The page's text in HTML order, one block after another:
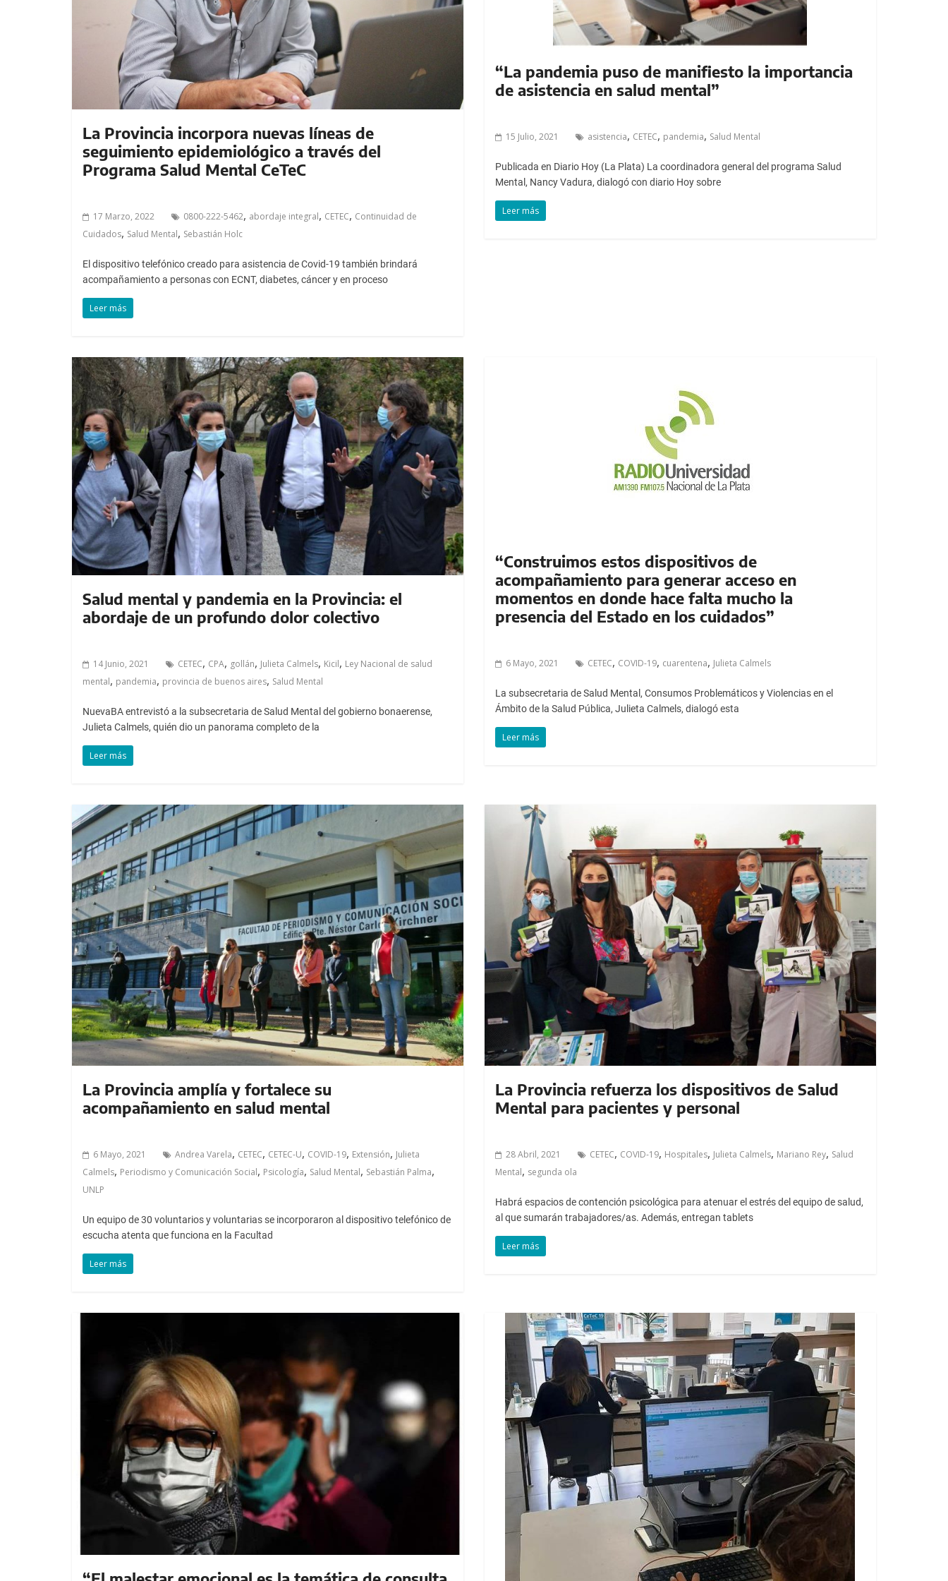
La Provincia incorpora nuevas líneas de
seguimiento epidemiológico a través del
Programa Salud Mental CeTeC
17 Marzo, 2022 0800-222-5462, abordaje integral, CETEC, Continuidad de
Cuidados, Salud Mental, Sebastián Holc
El dispositivo telefónico creado para asistencia de Covid-19 también brindará
acompañamiento a personas con ECNT, diabetes, cáncer y en proceso
Leer más
“La pandemia puso de manifiesto la importancia
de asistencia en salud mental”
15 Julio, 2021 asistencia, CETEC, pandemia, Salud Mental
Publicada en Diario Hoy (La Plata) La coordinadora general del programa Salud
Mental, Nancy Vadura, dialogó con diario Hoy sobre
Leer más
Salud mental y pandemia en la Provincia: el
abordaje de un profundo dolor colectivo
14 Junio, 2021 CETEC, CPA, gollán, Julieta Calmels, Kicil, Ley Nacional de salud
mental, pandemia, provincia de buenos aires, Salud Mental
NuevaBA entrevistó a la subsecretaria de Salud Mental del gobierno bonaerense,
Julieta Calmels, quién dio un panorama completo de la
Leer más
“Construimos estos dispositivos de
acompañamiento para generar acceso en
momentos en donde hace falta mucho la
presencia del Estado en los cuidados”
6 Mayo, 2021 CETEC, COVID-19, cuarentena, Julieta Calmels
La subsecretaria de Salud Mental, Consumos Problemáticos y Violencias en el
Ámbito de la Salud Pública, Julieta Calmels, dialogó esta
Leer más
La Provincia amplía y fortalece su
acompañamiento en salud mental
6 Mayo, 2021 Andrea Varela, CETEC, CETEC-U, COVID-19, Extensión, Julieta
Calmels, Periodismo y Comunicación Social, Psicología, Salud Mental, Sebastián Palma,
UNLP
Un equipo de 30 voluntarios y voluntarias se incorporaron al dispositivo telefónico de
escucha atenta que funciona en la Facultad
Leer más
La Provincia refuerza los dispositivos de Salud
Mental para pacientes y personal
28 Abril, 2021 CETEC, COVID-19, Hospitales, Julieta Calmels, Mariano Rey, Salud
Mental, segunda ola
Habrá espacios de contención psicológica para atenuar el estrés del equipo de salud,
al que sumarán trabajadores/as. Además, entregan tablets
Leer más